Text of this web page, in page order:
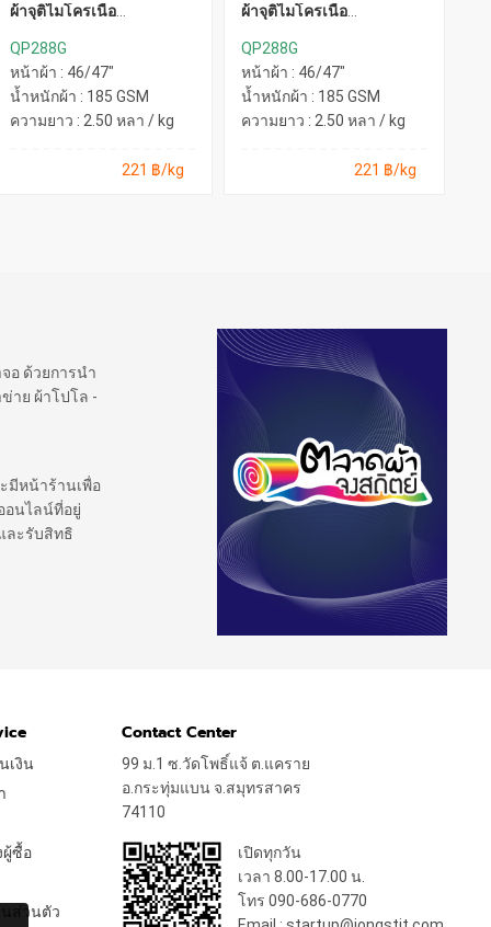
ผ้าจุติไมโครเนื้อ
QP288G
หน้าผ้า : 46/47"
น้ำหนักผ้า : 185 GSM
ความยาว : 2.50 หลา / kg
221 ฿/kg
ผ้าจุติไมโครเนื้อ
QP288G
หน้าผ้า : 46/47"
น้ำหนักผ้า : 185 GSM
ความยาว : 2.50 หลา / kg
221 ฿/kg
อ ด้วยการนำ
าย ผ้าโปโล -
มีหน้าร้านเพื่อ
อนไลน์ที่อยู่
ละรับสิทธิ
เงิน
ผู้ซื้อ
นส่วนตัว
Contact Center
99 ม.1 ซ.วัดโพธิ์แจ้ ต.แคราย
อ.กระทุ่มแบน จ.สมุทรสาคร
74110
เปิดทุกวัน
เวลา 8.00-17.00 น.
โทร 090-686-0770